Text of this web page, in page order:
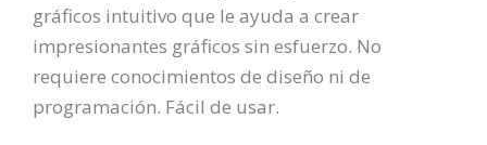
gráficos intuitivo que le ayuda a crear
impresionantes gráficos sin esfuerzo. No
requiere conocimientos de diseño ni de
programación. Fácil de usar.